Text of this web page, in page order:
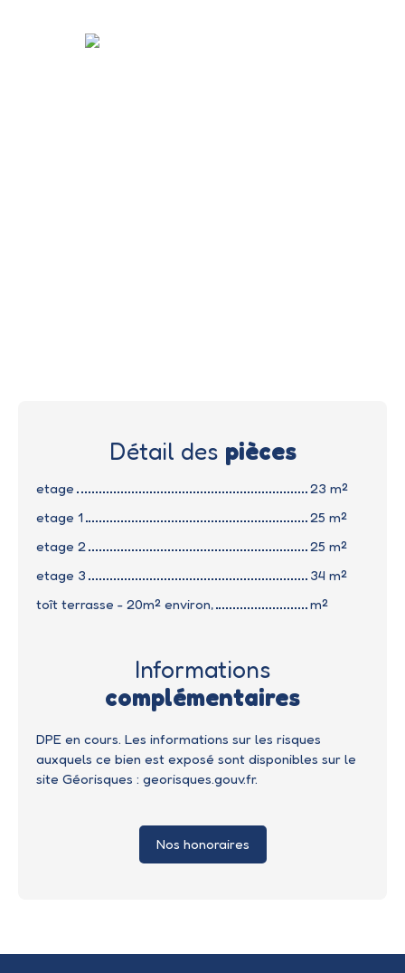
Détail des pièces
etage
23 m²
etage 1
25 m²
etage 2
25 m²
etage 3
34 m²
toît terrasse - 20m² environ,
m²
Informations
complémentaires
DPE en cours. Les informations sur les risques
auxquels ce bien est exposé sont disponibles sur le
site Géorisques : georisques.gouv.fr.
Nos honoraires